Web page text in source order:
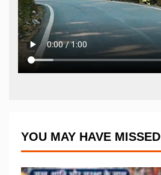
YOU MAY HAVE MISSED